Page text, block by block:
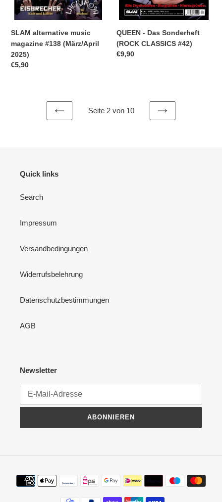
SLAM alternative music
magazine #138 (März/April
2025)
Normaler
€5,90
QUEEN - Das Sonderheft
(ROCK CLASSICS #42)
Normaler
€9,90
VORHERIGE
Seite 2 von 10
NÄCHSTE
Quick links
Search
Impressum
Versandbedingungen
Widerrufsbelehrung
Datenschutzbestimmungen
AGB
Newsletter
ABONNIEREN
Zahlungsmethoden